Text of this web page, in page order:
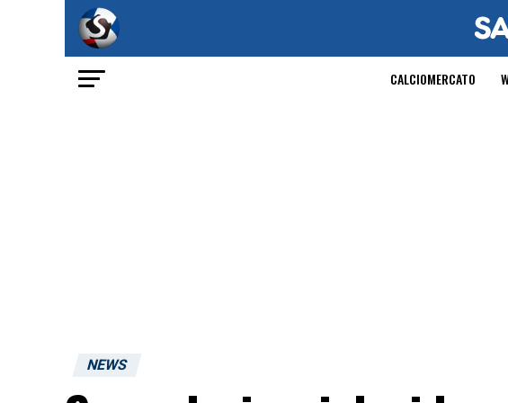
CALCIOMERCATO
NEWS